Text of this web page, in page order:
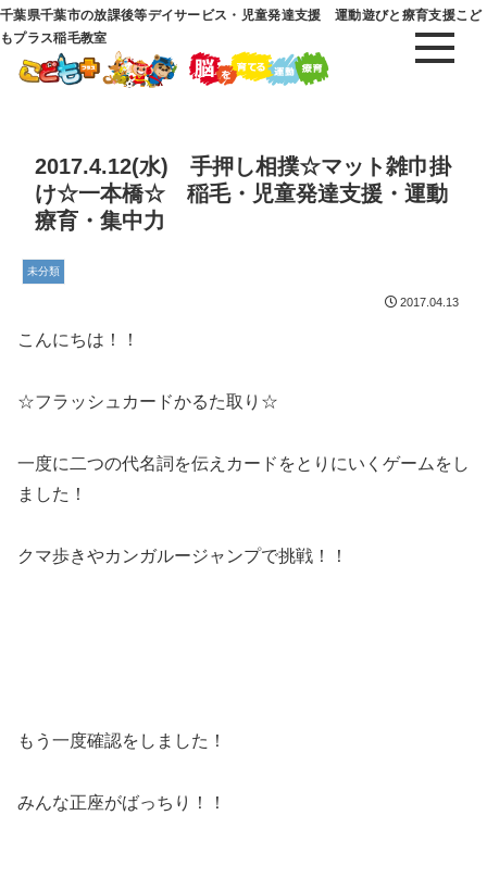
千葉県千葉市の放課後等デイサービス・児童発達支援 運動遊びと療育支援こど
もプラス稲毛教室
2017.4.12(水) 手押し相撲☆マット雑巾掛
け☆一本橋☆ 稲毛・児童発達支援・運動
療育・集中力
未分類
2017.04.13
こんにちは！！
☆フラッシュカードかるた取り☆
一度に二つの代名詞を伝えカードをとりにいくゲームをし
ました！
クマ歩きやカンガルージャンプで挑戦！！
もう一度確認をしました！
みんな正座がばっちり！！